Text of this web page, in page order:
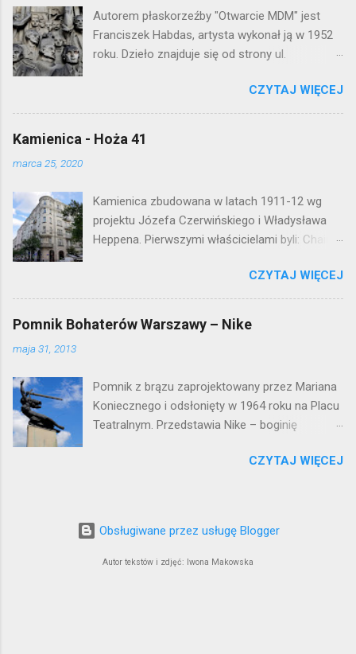
o
m
e
n
t
a
Autorem płaskorzeźby "Otwarcie MDM" jest
Franciszek Habdas, artysta wykonał ją w 1952
roku. Dzieło znajduje się od strony ul.
warszawskiej flagowej inwestycji
mieszkaniowej lat 50. Lokalizacja: Śródmieście
CZYTAJ WIĘCEJ
Kamienica - Hoża 41
marca 25, 2020
Kamienica zbudowana w latach 1911-12 wg
projektu Józefa Czerwińskiego i Władysława
Heppena. Pierwszymi właścicielami byli: Chaim
kamienica była zamieszkała przez
pracowników Elektrowni Warszawskiej. Ten
okazały budynek wyszedł bez szwanku z II
wojny światowej. Lokalizacja: Śródmieście
CZYTAJ WIĘCEJ
Pomnik Bohaterów Warszawy – Nike
maja 31, 2013
Pomnik z brązu zaprojektowany przez Mariana
Koniecznego i odsłonięty w 1964 roku na Placu
Teatralnym. Przedstawia Nike – boginię
Przy tworzeniu rysów twarzy rzeźbiarzowi
twarz dziewczynki. W 1997 roku, w związku z
przebudową Placu Teatralnego, Nike
umieszczono przy trasie W-Z, na dużo
CZYTAJ WIĘCEJ
Obsługiwane przez usługę Blogger
Autor tekstów i zdjęć: Iwona Makowska